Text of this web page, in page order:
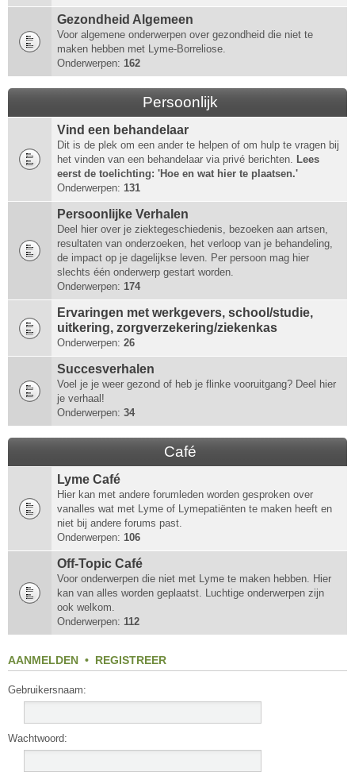
Gezondheid Algemeen
Voor algemene onderwerpen over gezondheid die niet te
maken hebben met Lyme-Borreliose.
Onderwerpen: 162
Persoonlijk
Vind een behandelaar
Dit is de plek om een ander te helpen of om hulp te vragen bij
het vinden van een behandelaar via privé berichten. Lees
eerst de toelichting: 'Hoe en wat hier te plaatsen.'
Onderwerpen: 131
Persoonlijke Verhalen
Deel hier over je ziektegeschiedenis, bezoeken aan artsen,
resultaten van onderzoeken, het verloop van je behandeling,
de impact op je dagelijkse leven. Per persoon mag hier
slechts één onderwerp gestart worden.
Onderwerpen: 174
Ervaringen met werkgevers, school/studie,
uitkering, zorgverzekering/ziekenkas
Onderwerpen: 26
Succesverhalen
Voel je je weer gezond of heb je flinke vooruitgang? Deel hier
je verhaal!
Onderwerpen: 34
Café
Lyme Café
Hier kan met andere forumleden worden gesproken over
vanalles wat met Lyme of Lymepatiënten te maken heeft en
niet bij andere forums past.
Onderwerpen: 106
Off-Topic Café
Voor onderwerpen die niet met Lyme te maken hebben. Hier
kan van alles worden geplaatst. Luchtige onderwerpen zijn
ook welkom.
Onderwerpen: 112
AANMELDEN • REGISTREER
Gebruikersnaam:
Wachtwoord: